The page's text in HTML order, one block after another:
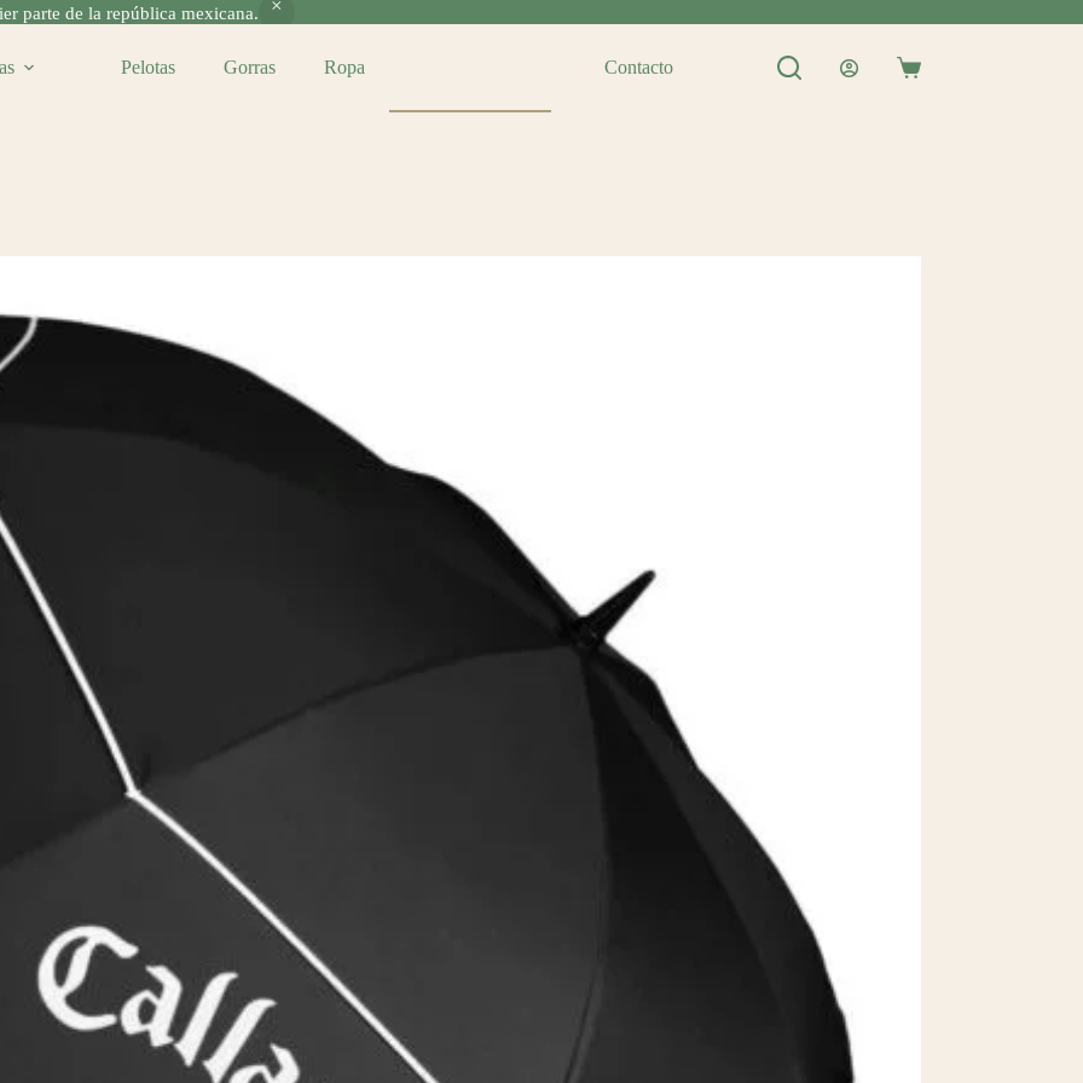
parte de la república mexicana.
Pelotas Gorras Ropa Contacto
Shopping